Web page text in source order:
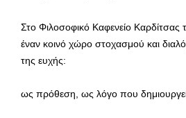
Στο Φιλοσοφικό Καφενείο Καρδίτσας
έναν κοινό χώρο στοχασμού και
της ευχής:
ως πρόθεση, ως λόγο που